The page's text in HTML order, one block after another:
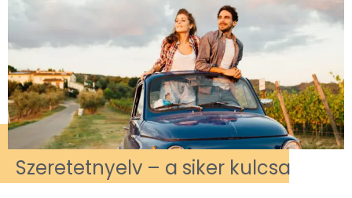
Szeretetnyelv – a siker kulcsa